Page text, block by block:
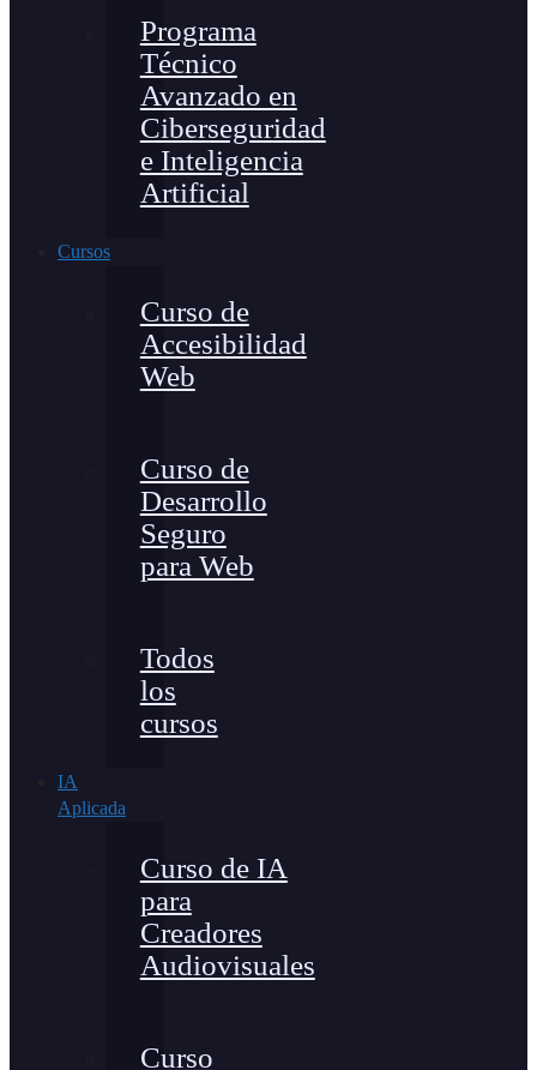
Programa
Técnico
Avanzado en
Ciberseguridad
e Inteligencia
Artificial
Cursos
Curso de
Accesibilidad
Web
Curso de
Desarrollo
Seguro
para Web
Todos
los
cursos
IA
Aplicada
Curso de IA
para
Creadores
Audiovisuales
Curso